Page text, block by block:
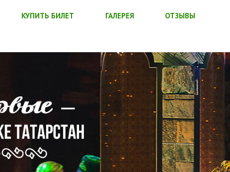
КУПИТЬ БИЛЕТ ГАЛЕРЕЯ ОТЗЫВЫ